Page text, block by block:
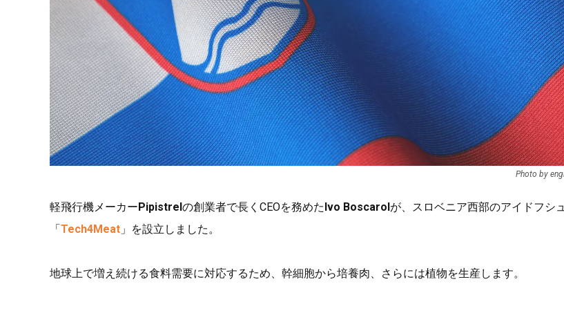
Photo by
軽飛行機メーカーPipistrelの創業者で長くCEOを務めたIvo Boscarolが、スロベニア西部のアイドフシ
「Tech4Meat 」を設立しました。
地球上で増え続ける食料需要に対応するため、幹細胞から培養肉、さらには植物を生産します。